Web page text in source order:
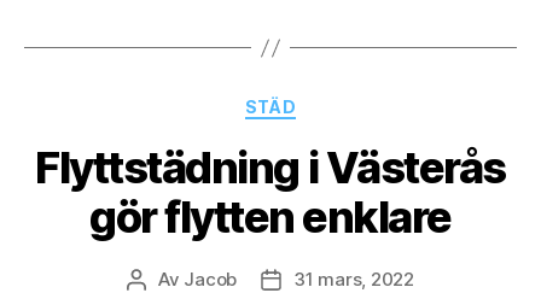
Kategorier
STÄD
Flyttstädning i Västerås
gör flytten enklare
Inläggsförfattare
Av Jacob Inläggsdatum
31 mars, 2022